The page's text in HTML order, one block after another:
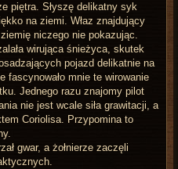
piętra. Słyszę delikatny syk
na ziemi. Właz znajdujący
niczego nie pokazując.
wirująca śnieżyca, skutek
pojazd delikatnie na
fascynowało mnie te wirowanie
Jednego razu znajomy pilot
nie jest wcale siła grawitacji, a
Coriolisa. Przypomina to
gwar, a żołnierze zaczęli